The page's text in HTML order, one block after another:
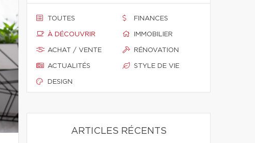
TOUTES
À DÉCOUVRIR
ACHAT / VENTE
ACTUALITÉS
DESIGN
FINANCES
IMMOBILIER
RÉNOVATION
STYLE DE VIE
ARTICLES RÉCENTS